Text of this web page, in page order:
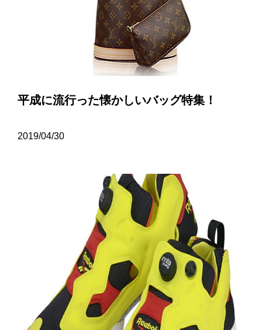
平成に流行った懐かしいバッグ特集！
2019/04/30